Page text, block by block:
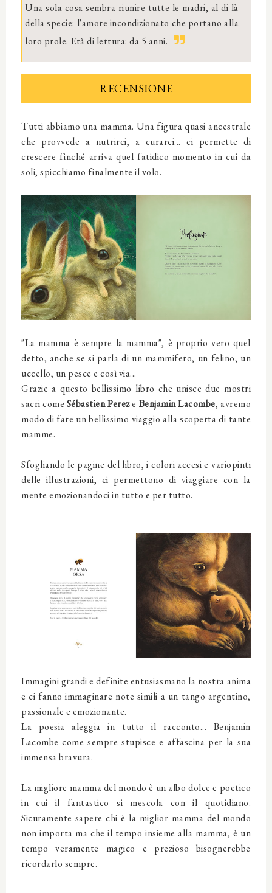
Una sola cosa sembra riunire tutte le madri, al di là
della specie: l'amore incondizionato che portano alla
loro prole. Età di lettura: da 5 anni.
RECENSIONE
Tutti abbiamo una mamma. Una figura quasi ancestrale
che provvede a nutrirci, a curarci... ci permette di
crescere finché arriva quel fatidico momento in cui da
soli, spicchiamo finalmente il volo.
"La mamma è sempre la mamma", è proprio vero quel
detto, anche se si parla di un mammifero, un felino, un
uccello, un pesce e così via...
Grazie a questo bellissimo libro che unisce due mostri
sacri come Sébastien Pereze Benjamin Lacombe, avremo
modo di fare un bellissimo viaggio alla scoperta di tante
mamme.
Sfogliando le pagine del libro, i colori accesi e variopinti
delle illustrazioni, ci permettono di viaggiare con la
mente emozionandoci in tutto e per tutto.
Immagini grandi e definite entusiasmano la nostra anima
e ci fanno immaginare note simili a un tango argentino,
passionale e emozionante.
La poesia aleggia in tutto il racconto... Benjamin
Lacombe come sempre stupisce e affascina per la sua
immensa bravura.
La migliore mamma del mondo è un albo dolce e poetico
in cui il fantastico si mescola con il quotidiano.
Sicuramente sapere chi è la miglior mamma del mondo
non importa ma che il tempo insieme alla mamma, è un
tempo veramente magico e prezioso bisognerebbe
ricordarlo sempre.